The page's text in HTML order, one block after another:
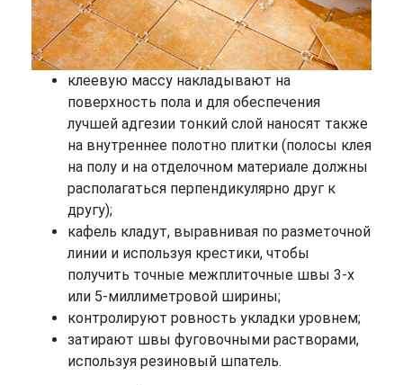
клеевую массу накладывают на
поверхность пола и для обеспечения
лучшей адгезии тонкий слой наносят также
на внутреннее полотно плитки (полосы клея
на полу и на отделочном материале должны
располагаться перпендикулярно друг к
другу);
кафель кладут, выравнивая по разметочной
линии и используя крестики, чтобы
получить точные межплиточные швы 3-х
или 5-миллиметровой ширины;
контролируют ровность укладки уровнем;
затирают швы фуговочными растворами,
используя резиновый шпатель.